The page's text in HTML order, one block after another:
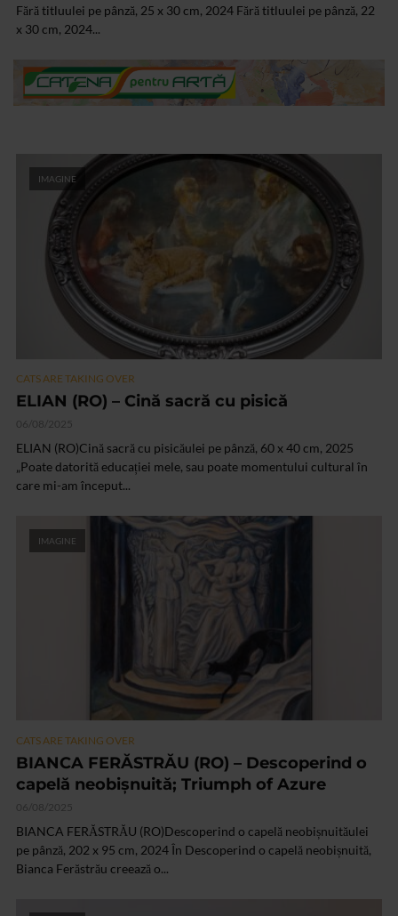
Fără titluulei pe pânză, 25 x 30 cm, 2024 Fără titluulei pe pânză, 22
x 30 cm, 2024...
IMAGINE
CATS ARE TAKING OVER
ELIAN (RO) – Cină sacră cu pisică
06/08/2025
ELIAN (RO)Cină sacră cu pisicăulei pe pânză, 60 x 40 cm, 2025
„Poate datorită educației mele, sau poate momentului cultural în
care mi-am început...
IMAGINE
CATS ARE TAKING OVER
BIANCA FERĂSTRĂU (RO) – Descoperind o
capelă neobișnuită; Triumph of Azure
06/08/2025
BIANCA FERĂSTRĂU (RO)Descoperind o capelă neobișnuităulei
pe pânză, 202 x 95 cm, 2024 În Descoperind o capelă neobișnuită,
Bianca Ferăstrău creează o...